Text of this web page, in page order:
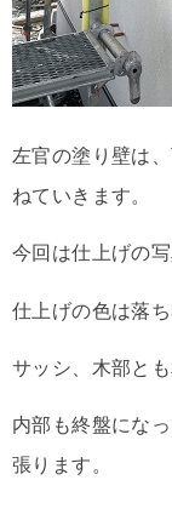
左官の塗り壁は
ねていきます。
今回は仕上げの写
仕上げの色は落
サッシ、木部と
内部も終盤にな
張ります。